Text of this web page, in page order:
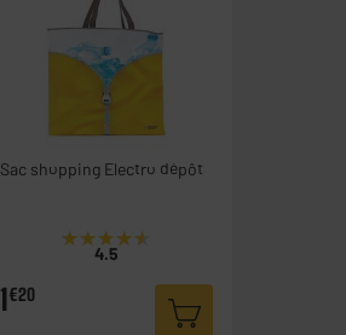
Sac shopping Electro dépôt
★★★★★
★★★★★
4.5
1€20